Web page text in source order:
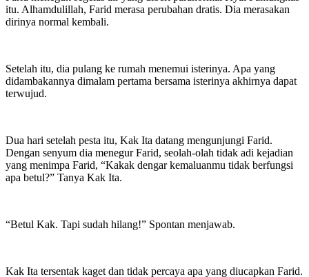
itu. Alhamdulillah, Farid merasa perubahan dratis. Dia merasakan
dirinya normal kembali.
Setelah itu, dia pulang ke rumah menemui isterinya. Apa yang
didambakannya dimalam pertama bersama isterinya akhirnya dapat
terwujud.
Dua hari setelah pesta itu, Kak Ita datang mengunjungi Farid.
Dengan senyum dia menegur Farid, seolah-olah tidak adi kejadian
yang menimpa Farid, “Kakak dengar kemaluanmu tidak berfungsi
apa betul?” Tanya Kak Ita.
“Betul Kak. Tapi sudah hilang!” Spontan menjawab.
Kak Ita tersentak kaget dan tidak percaya apa yang diucapkan Farid.